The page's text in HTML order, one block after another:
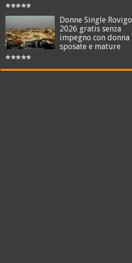
Donne Single Rovigo
2026 gratis senza
impegno con donna
sposate e mature